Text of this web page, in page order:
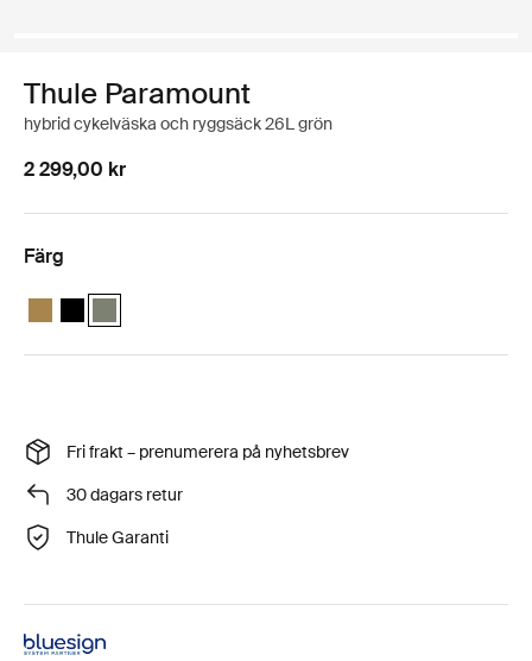
Thule Paramount
hybrid cykelväska och ryggsäck 26L grön
2 299,00 kr
Färg
Thule Paramount Hybrid Pannier 26L Nutria brown
Thule Paramount Hybrid Pannier 26L Svart
Thule Paramount Hybrid Pannier 26L Mjuk grön (selected)
Fri frakt – prenumerera på nyhetsbrev
30 dagars retur
Thule Garanti